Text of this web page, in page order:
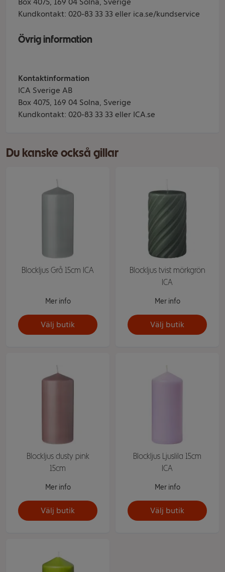
Kundkontakt: 020-83 33 33 eller ica.se/kundservice
Övrig information
Kontaktinformation
ICA Sverige AB
Box 4075, 169 04 Solna, Sverige
Kundkontakt: 020-83 33 33 eller ICA.se
Du kanske också gillar
Blockljus Grå 15cm ICA
Mer info
Välj butik
Blockljus tvist mörkgrön
ICA
Mer info
Välj butik
Blockljus dusty pink
15cm
Mer info
Välj butik
Blockljus Ljuslila 15cm
ICA
Mer info
Välj butik